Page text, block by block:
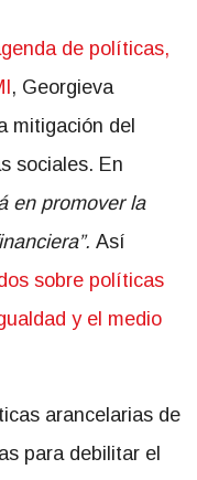
de políticas,
, Georgieva
mitigación del
sociales. En
en promover la
Así
sobre políticas
y el medio
arancelarias de
para debilitar el